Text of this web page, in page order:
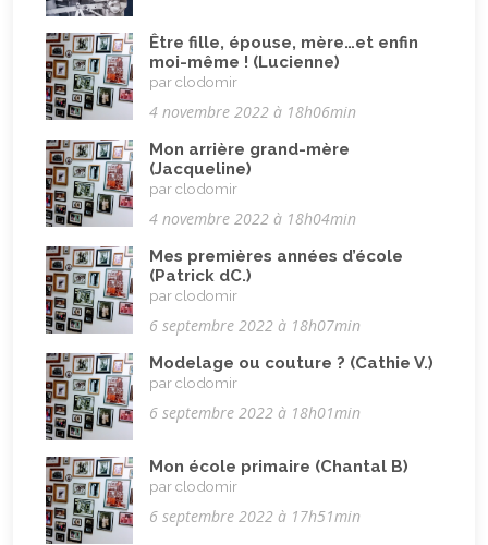
Loisirs, jeux
Mai 68 (8)
Maladie, handicap (23)
Musulman.e (être) (7)
Nature, animaux (23)
Pandémie Covid 19 (4)
Racisme (10)
Religion, valeurs et éthique
Retraite (4)
Rêves (12)
Solidarité (24)
Solitude (8)
Technologie (évolution)
Être fille, épouse, mère…et enfin
moi-même ! (Lucienne)
par clodomir
4 novembre 2022 à 18h06min
Mon arrière grand-mère
(Jacqueline)
par clodomir
4 novembre 2022 à 18h04min
Mes premières années d’école
(Patrick dC.)
par clodomir
6 septembre 2022 à 18h07min
Modelage ou couture ? (Cathie V.)
par clodomir
6 septembre 2022 à 18h01min
Mon école primaire (Chantal B)
par clodomir
6 septembre 2022 à 17h51min